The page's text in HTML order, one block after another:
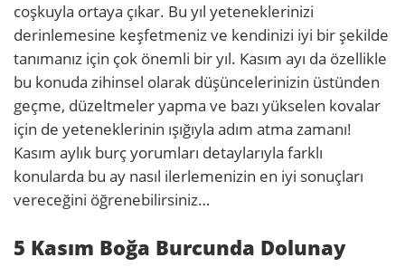
coşkuyla ortaya çıkar. Bu yıl yeteneklerinizi
derinlemesine keşfetmeniz ve kendinizi iyi bir şekilde
tanımanız için çok önemli bir yıl. Kasım ayı da özellikle
bu konuda zihinsel olarak düşüncelerinizin üstünden
geçme, düzeltmeler yapma ve bazı yükselen kovalar
için de yeteneklerinin ışığıyla adım atma zamanı!
Kasım aylık burç yorumları detaylarıyla farklı
konularda bu ay nasıl ilerlemenizin en iyi sonuçları
vereceğini öğrenebilirsiniz…
5 Kasım Boğa Burcunda Dolunay